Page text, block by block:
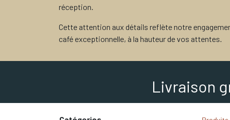
réception.
Cette attention aux détails reflète notre
café exceptionnelle, à la hauteur de vos attentes.
Livraison